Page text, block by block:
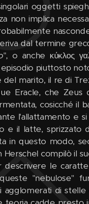
oggetti
non implica
dal termine
", o anche κύκλος
piuttosto
marito, il re di
Eracle, che Zeus
cosicché il
l'allattamento e
e il latte, sprizzato
in questo modo,
Herschel compilò il
le
"nebulose"
agglomerati di stelle